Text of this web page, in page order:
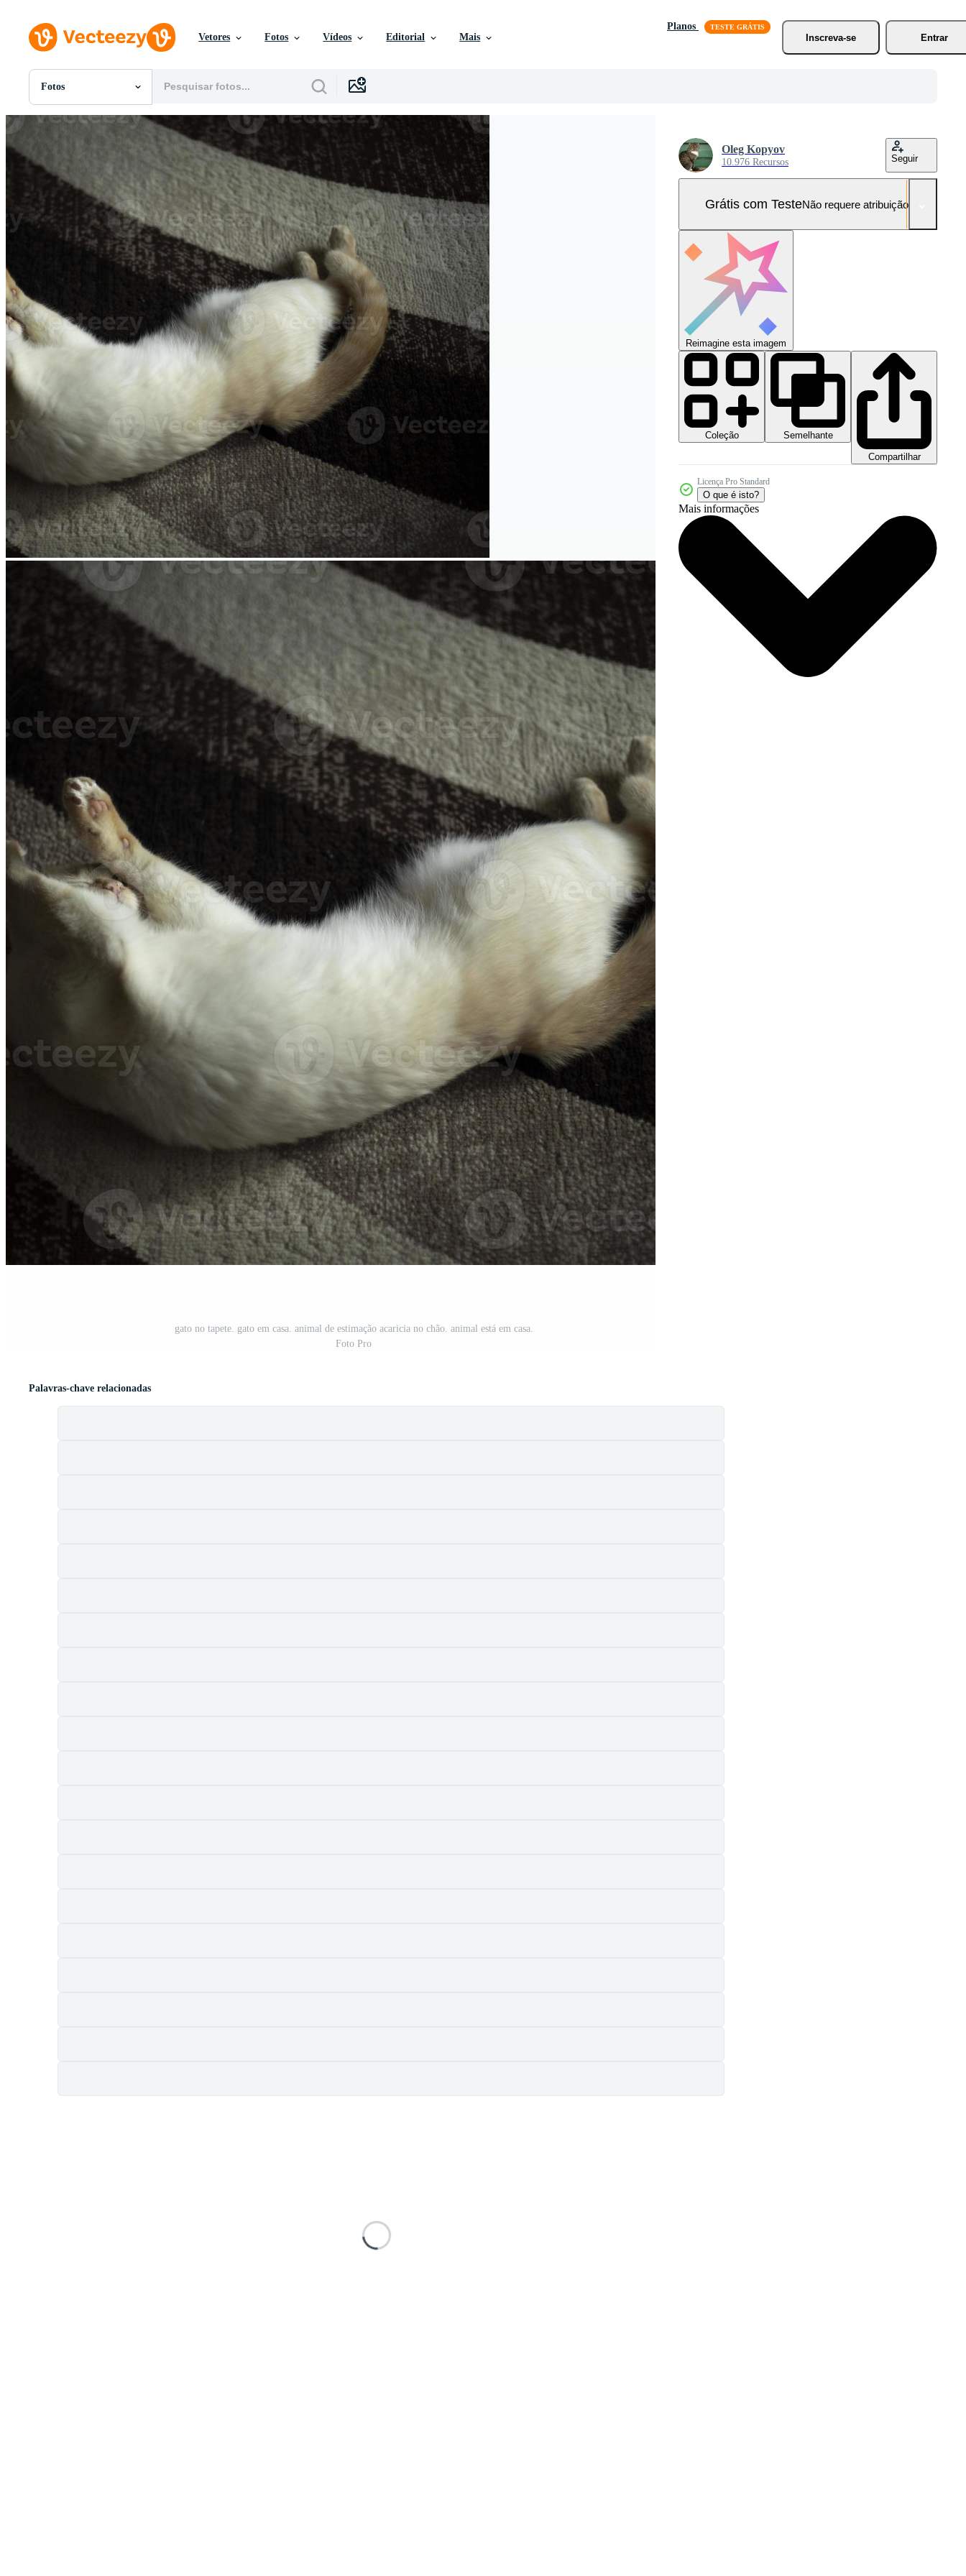
Vetores Fotos Vídeos Editorial Mais
Planos
Inscreva-se
Entrar
Fotos
Todas Imagens
Fotos
SVGs
Modelos
Vetores
Motion graphics
Imagens Editoriais
Eventos Editoriais
gato no tapete. gato em casa. animal de estimação acaricia no chão. animal está em casa.
Foto Pro
Oleg Kopyov
10.976 Recursos Seguir
Grátis com TesteNão requere atribuição!
Reimagine esta imagem
Coleção
Semelhante
Compartilhar
Licença Pro Standard
O que é isto?
Mais informações
Palavras-chave relacionadas